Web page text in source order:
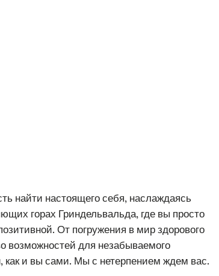
найти настоящего себя, наслаждаясь
горах Гриндельвальда, где вы просто
От погружения в мир здорового
возможностей для незабываемого
и вы сами. Мы с нетерпением ждем вас.